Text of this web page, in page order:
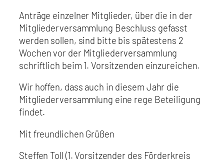
Anträge einzelner Mitglieder, über die in der
Mitgliederversammlung Beschluss gefasst
werden sollen, sind bitte bis spätestens 2
Wochen vor der Mitgliederversammlung
schriftlich beim 1. Vorsitzenden einzureichen.
Wir hoffen, dass auch in diesem Jahr die
Mitgliederversammlung eine rege Beteiligung
findet.
Mit freundlichen Grüßen
Steffen Toll (1. Vorsitzender des Förderkreis